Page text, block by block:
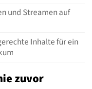
und Streamen auf
Inhalte für ein
zuvor